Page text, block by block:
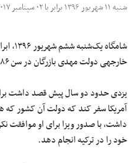
شنبه ۱۱ شهریور ۱۳۹۶ برابر با ۰۲ سپتامبر ۲۰۱۷
خارجه‎ی دولت مهدی بازرگان در سن ۸۶ سالگی در ازمیر ترکیه درگذشت.
یزدی حدود دو سال پیش قصد داشت
آمریکا سفر کند که دولت آن کشور که
داشت، با صدور ویزا برای او
خود را در ترکیه انجام دهد.